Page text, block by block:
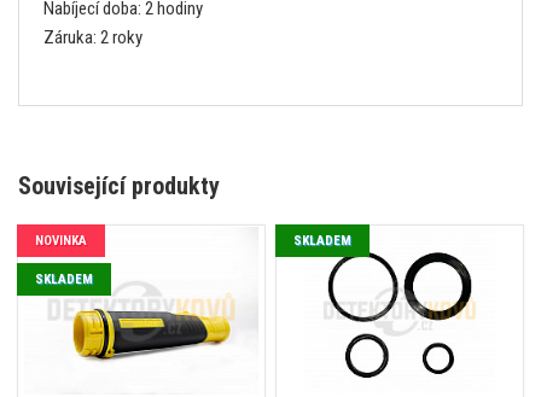
Nabíjecí doba: 2 hodiny
Záruka: 2 roky
Související produkty
NOVINKA
SKLADEM
SKLADEM